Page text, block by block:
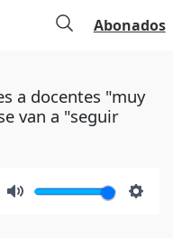
Abonados
a docentes "muy
van a "seguir